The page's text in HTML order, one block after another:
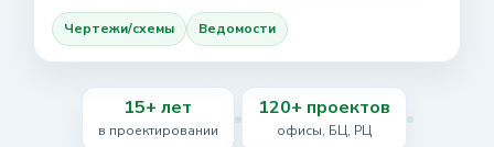
Чертежи/схемы Ведомости
15+ лет
в проектировании
120+ проектов
офисы, БЦ, РЦ